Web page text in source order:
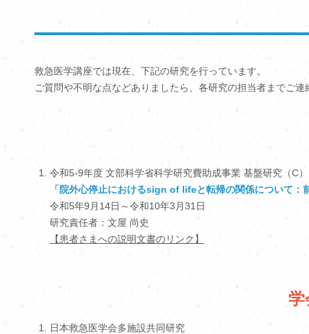
救急医学講座では現在、下記の研究を行っています。
ご質問や不明な点などありましたら、各研究の担当者までご連
令和5-9年度 文部科学省科学研究費助成事業 基盤研究（C）
「院外心停止におけるsign of lifeと転帰の関係について：
令和5年9月14日～令和10年3月31日
研究責任者：文屋 尚史
【患者さまへの説明文書のリンク】
学
日本救急医学会多施設共同研究